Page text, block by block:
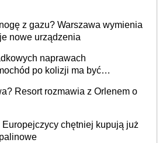
z gazu? Warszawa wymienia
nowe urządzenia
naprawach
po kolizji ma być
Resort rozmawia z Orlenem o
Europejczycy chętniej kupują już